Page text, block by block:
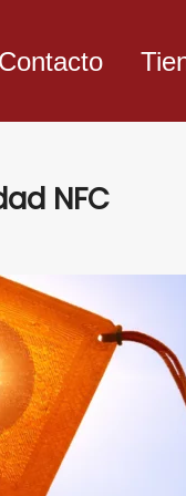
Contacto
NFC